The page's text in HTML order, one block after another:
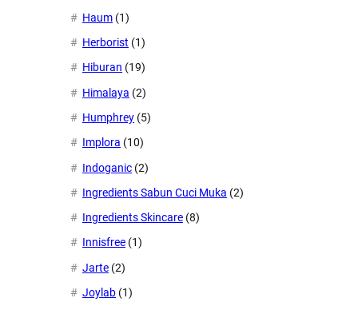
Haum (1)
Herborist (1)
Hiburan (19)
Himalaya (2)
Humphrey (5)
Implora (10)
Indoganic (2)
Ingredients Sabun Cuci Muka (2)
Ingredients Skincare (8)
Innisfree (1)
Jarte (2)
Joylab (1)